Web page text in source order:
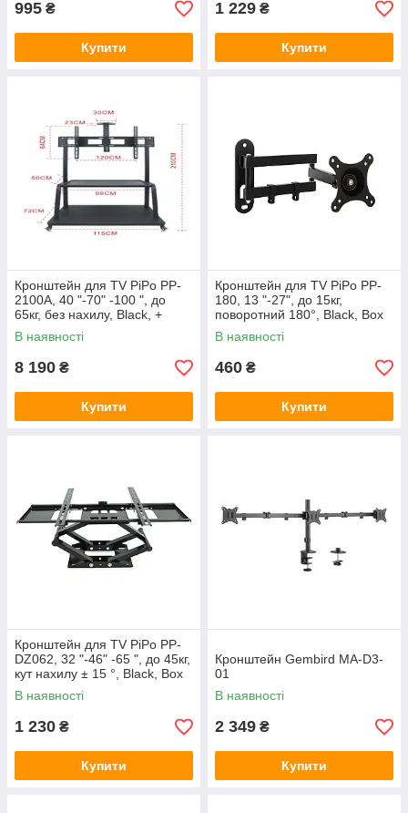
995 ₴
Купити
1 229 ₴
Купити
Кронштейн для TV PiPo PP-
2100A, 40 "-70" -100 ", до
65кг, без нахилу, Black, +
стійки в комплекті, Box
В наявності
8 190 ₴
Купити
Кронштейн для TV PiPo PP-
180, 13 "-27", до 15кг,
поворотний 180°, Black, Box
В наявності
460 ₴
Купити
Кронштейн для TV PiPo PP-
DZ062, 32 "-46" -65 ", до 45кг,
кут нахилу ± 15 °, Black, Box
В наявності
1 230 ₴
Купити
Кронштейн Gembird MA-D3-
01
В наявності
2 349 ₴
Купити